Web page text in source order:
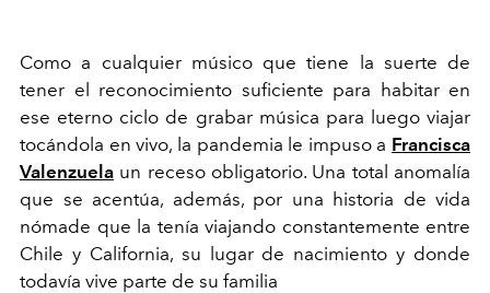
Como a cualquier músico que tiene la suerte de
tener el reconocimiento suficiente para habitar en
ese eterno ciclo de grabar música para luego viajar
tocándola en vivo, la pandemia le impuso a Francisca
Valenzuela un receso obligatorio. Una total anomalía
que se acentúa, además, por una historia de vida
nómade que la tenía viajando constantemente entre
Chile y California, su lugar de nacimiento y donde
todavía vive parte de su familia